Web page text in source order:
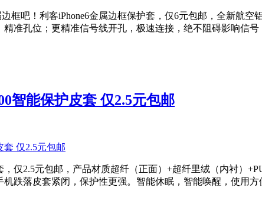
框吧！利客iPhone6金属边框保护套，仅6元包邮，全新航
准孔位；更精准信号线开孔，极速连接，绝不阻碍影响信
智能保护皮套 仅2.5元包邮
，仅2.5元包邮，产品材质超纤（正面）+超纤里绒（内衬）
跌落皮套紧闭，保护性更强。智能休眠，智能唤醒，使用